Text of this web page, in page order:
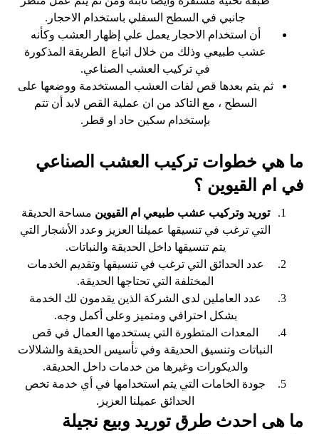
جانبي في السطح السفلي باستخدام الاحجار.
أن استخدام الاحجار يعمل علي إظهار العشب وكأنه
عشب طبيعي وذلك من خلال اتباع الطريقة المذكورة
في تركيب العشب الصناعي.
ثم يتم بعدها قص لفات العشب المستخدمة ووضعها على
السطح ، مع التاكد من ان عملية القص لابد أن تتم
بإستخدام سكين حاد او قطر.
ما هي خطوات تركيب العشب الصناعي
في ام القيوين ؟
توريد وتركيب عشب طبيعي ام القيوين مساحة الحديقة
التي ترغب في تنسيقها عميلنا العزيز وعدد الأشجار التي
يتم تنسيقها داخل الحديقة والنباتات.
عدد الحدائق التي ترغب في تنسيقها وتقديم الخدمات
المختلفة التي تحتاجها الحديقة.
عدد العاملين لدى الشركة الذين يقدمون لك الخدمة
بشكل احترافي ومتميز وعلى أكمل وجه.
المعدات المتطورة التي يستخدمها العمال في قص
النباتات وتنسيق الحديقة وفي تأسيس الحديقة والشلالات
والديكورات وغيرها من خدمات داخل الحديقة.
جودة الخامات التي يتم استخدامها في أي خدمة تخص
الحدائق عميلنا العزيز.
ما هى احدث طرق توريد وبيع نجيلة